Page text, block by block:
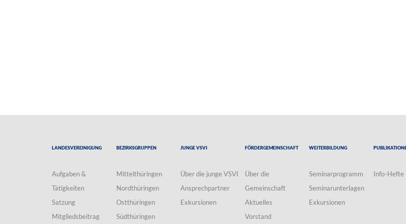
Landesvereinigung
Aufgaben &
Tätigkeiten
Satzung
Mitgliedsbeitrag
Bezirksgruppen
Mittelthüringen
Nordthüringen
Ostthüringen
Südthüringen
Junge VSVI
Über die junge VSVI
Ansprechpartner
Exkursionen
Fördergemeinschaft
Über die
Gemeinschaft
Aktuelles
Vorstand
Weiterbildung
Seminarprogramm
Seminarunterlagen
Exkursionen
Info-Hefte